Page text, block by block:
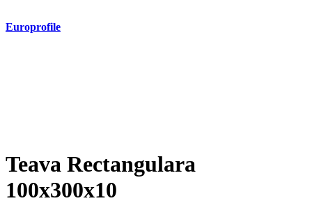
Europrofile
Teava Rectangulara
100x300x10